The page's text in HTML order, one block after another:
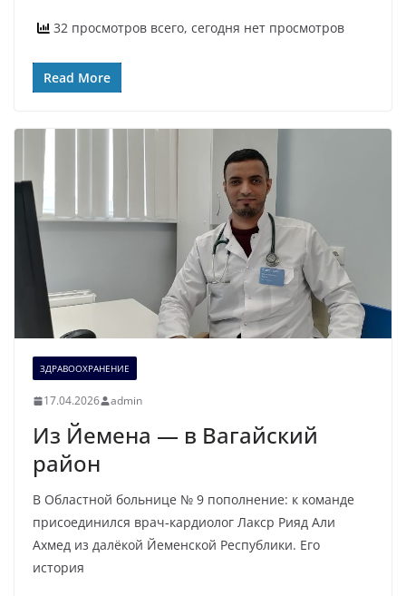
32 просмотров всего, сегодня нет просмотров
Read More
ЗДРАВООХРАНЕНИЕ
17.04.2026 admin
Из Йемена — в Вагайский
район
В Областной больнице № 9 пополнение: к команде
присоединился врач‑кардиолог Лакср Рияд Али
Ахмед из далёкой Йеменской Республики. Его
история